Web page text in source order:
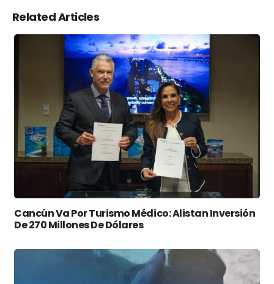
Related Articles
Cancún Va Por Turismo Médico: Alistan Inversión
De 270 Millones De Dólares